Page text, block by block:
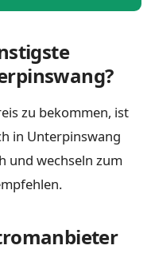
zu bekommen, ist
in Unterpinswang
und wechseln zum